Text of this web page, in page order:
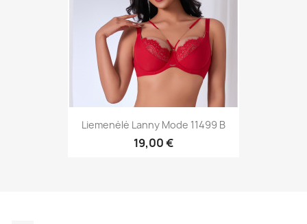
Liemenėlė Lanny Mode 11499 B
19,00 €